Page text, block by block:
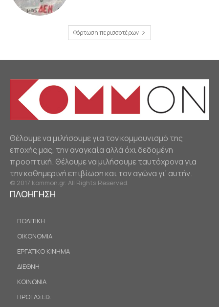
Φόρτωση περισσοτέρων
Θέλουμε να μιλήσουμε για τον κομμουνισμό της
εποχής μας, την αναγκαία αλλά όχι δεδομένη
προοπτική. Θέλουμε να μιλήσουμε ταυτόχρονα για
την καθημερινή επιβίωση και τον αγώνα γι’ αυτήν.
© 2017 kommon.gr. All Rights Reserved.
ΠΛΟΗΓΗΣΗ
ΠΟΛΙΤΙΚΗ
ΟΙΚΟΝΟΜΙΑ
ΕΡΓΑΤΙΚΟ ΚΙΝΗΜΑ
ΔΙΕΘΝΗ
ΚΟΙΝΩΝΙΑ
ΠΡΟΤΑΣΕΙΣ